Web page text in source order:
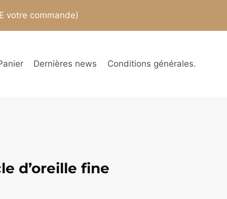
votre commande)
Dernières news Conditions générales.
d’oreille fine